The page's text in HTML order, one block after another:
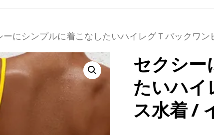
ーにシンプルに着こなしたいハイレグＴバックワン
セクシー
たいハイ
ス水着 /